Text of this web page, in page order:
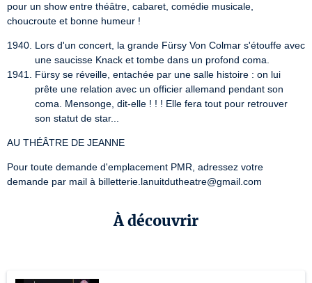
pour un show entre théâtre, cabaret, comédie musicale,
choucroute et bonne humeur !
Lors d'un concert, la grande Fürsy Von Colmar s'étouffe avec
une saucisse Knack et tombe dans un profond coma.
Fürsy se réveille, entachée par une salle histoire : on lui
prête une relation avec un officier allemand pendant son
coma. Mensonge, dit-elle ! ! ! Elle fera tout pour retrouver
son statut de star...
AU THÉÂTRE DE JEANNE
Pour toute demande d'emplacement PMR, adressez votre
demande par mail à billetterie.lanuitdutheatre@gmail.com
À découvrir